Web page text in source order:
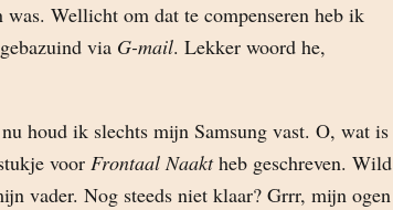
was. Wellicht om dat te compenseren heb ik
via G-mail. Lekker woord he,
houd ik slechts mijn Samsung vast. O, wat is
voor Frontaal Naaktheb geschreven. Wild
vader. Nog steeds niet klaar? Grrr, mijn ogen